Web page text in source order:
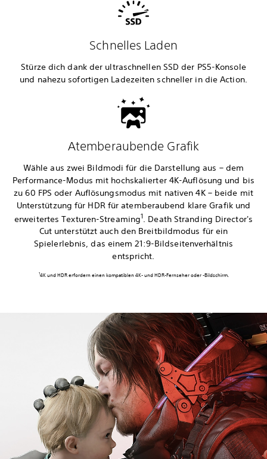
Schnelles Laden
Stürze dich dank der ultraschnellen SSD der PS5-Konsole
und nahezu sofortigen Ladezeiten schneller in die Action.
Atemberaubende Grafik
Wähle aus zwei Bildmodi für die Darstellung aus – dem
Performance-Modus mit hochskalierter 4K-Auflösung und bis
zu 60 FPS oder Auflösungsmodus mit nativen 4K – beide mit
Unterstützung für HDR für atemberaubend klare Grafik und
erweitertes Texturen-Streaming1 . Death Stranding Director's
Cut unterstützt auch den Breitbildmodus für ein
Spielerlebnis, das einem 21:9-Bildseitenverhältnis
entspricht.
14K und HDR erfordern einen kompatiblen 4K- und HDR-Fernseher oder -Bildschirm.